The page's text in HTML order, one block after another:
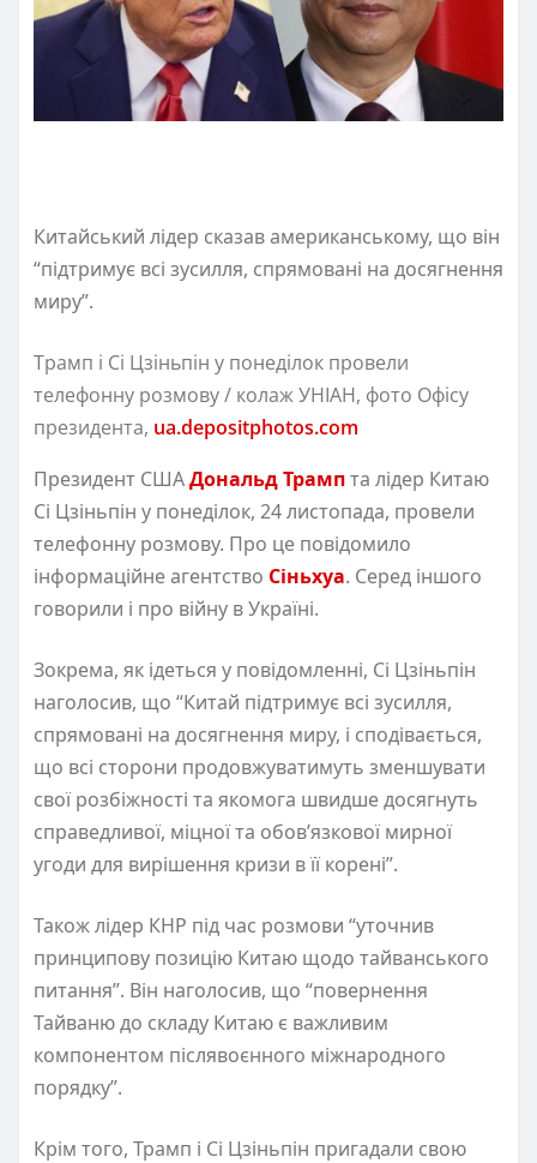
Китайський лідер сказав американському, що він
“підтримує всі зусилля, спрямовані на досягнення
миру”.
Трамп і Сі Цзіньпін у понеділок провели
телефонну розмову / колаж УНІАН, фото Офісу
президента, ua.depositphotos.com
Президент СШАДональд Трампта лідер Китаю
Сі Цзіньпін у понеділок, 24 листопада, провели
телефонну розмову. Про це повідомило
інформаційне агентство Сіньхуа. Серед іншого
говорили і про війну в Україні.
Зокрема, як ідеться у повідомленні, Сі Цзіньпін
наголосив, що “Китай підтримує всі зусилля,
спрямовані на досягнення миру, і сподівається,
що всі сторони продовжуватимуть зменшувати
свої розбіжності та якомога швидше досягнуть
справедливої, міцної та обов’язкової мирної
угоди для вирішення кризи в її корені”.
Також лідер КНР під час розмови “уточнив
принципову позицію Китаю щодо тайванського
питання”. Він наголосив, що “повернення
Тайваню до складу Китаю є важливим
компонентом післявоєнного міжнародного
порядку”.
Крім того, Трамп і Сі Цзіньпін пригадали свою